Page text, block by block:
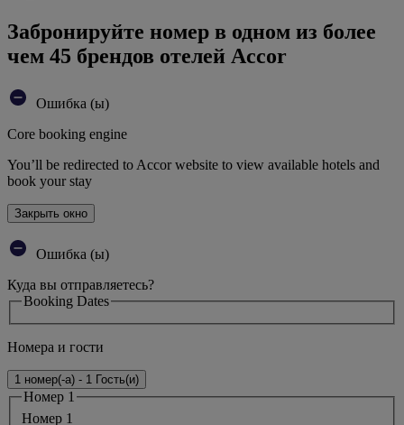
Забронируйте номер в одном из более
чем 45 брендов отелей Accor
Ошибка (ы)
Core booking engine
You’ll be redirected to Accor website to view available hotels and
book your stay
Закрыть окно
Ошибка (ы)
Куда вы отправляетесь?
Booking Dates
Номера и гости
1 номер(-а) - 1 Гость(и)
Номер 1
Номер 1